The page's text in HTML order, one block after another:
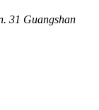
31 Guangshan